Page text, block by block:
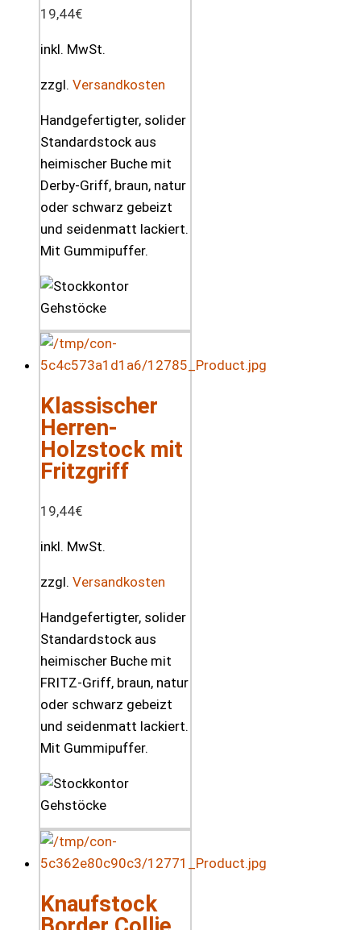
19,44€
inkl. MwSt.
zzgl. Versandkosten
Handgefertigter, solider
Standardstock aus
heimischer Buche mit
Derby-Griff, braun, natur
oder schwarz gebeizt
und seidenmatt lackiert.
Mit Gummipuffer.
Klassischer
Herren-
Holzstock mit
Fritzgriff
19,44€
inkl. MwSt.
zzgl. Versandkosten
Handgefertigter, solider
Standardstock aus
heimischer Buche mit
FRITZ-Griff, braun, natur
oder schwarz gebeizt
und seidenmatt lackiert.
Mit Gummipuffer.
Knaufstock